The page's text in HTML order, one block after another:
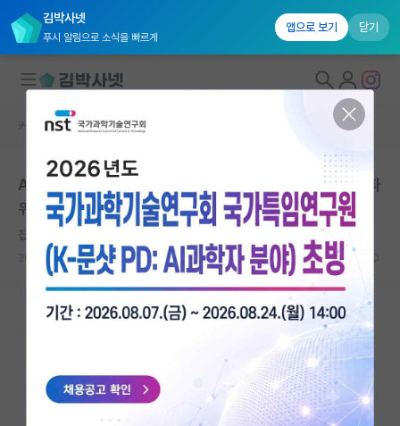
김박사넷
푸시 알림으로 소식을 빠르게
앱으로 보기 닫기
연구실&오픈랩
커뮤니티
커뮤니티 홈
IF 명예의전당
커뮤니티 홈 석박사 채용 정보 게시판
AMB(Active Magnetic Bearing) 담당자 채용 | 한화파
워㈜ | 마감일: 2070년 01월 01일
잡코리아
2026.04.17 0 443